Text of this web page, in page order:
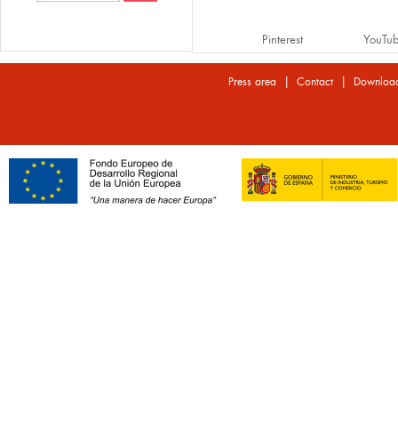
Pinterest
Press area | Contact|